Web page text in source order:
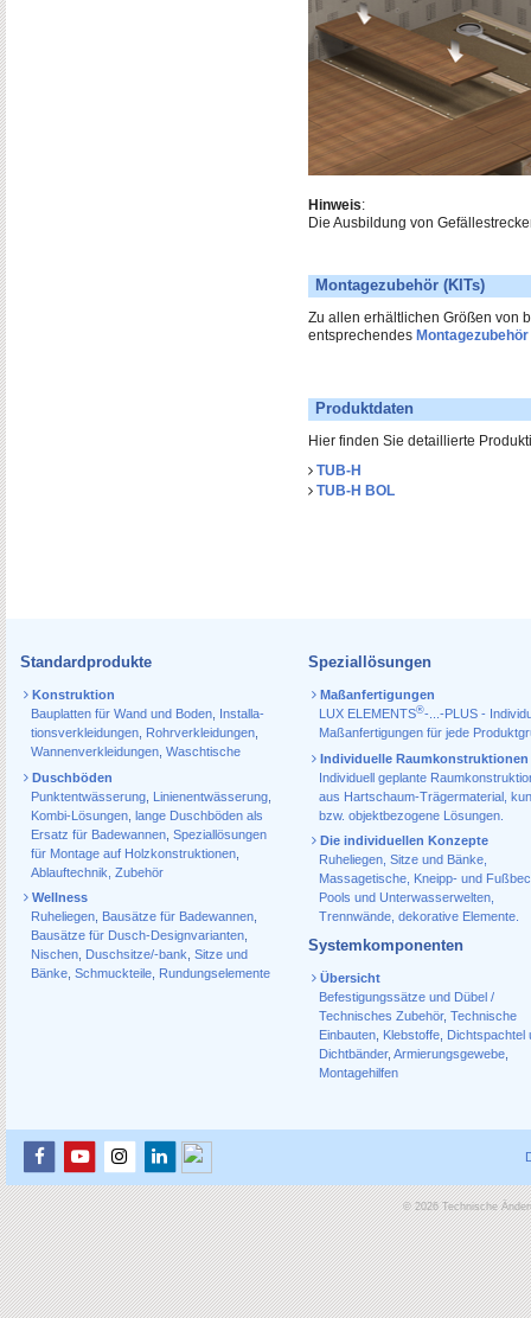
Hinweis:
Die Ausbildung von
Montagezubehör (KITs)
Zu allen erhältlichen Größen von
entsprechendes Montagezubehör
Produktdaten
Hier finden Sie detaillierte
TUB-H
TUB-H BOL
Standardprodukte
Konstruktion
Bauplatten für Wand und Boden Installa­
tions­verkleidungen Rohr­verkleidungen
Wannen­verkleidungen Waschtische
Duschböden
Punktentwässerung Linienentwässerung
Kombi-Lösungen lange Duschböden als
Ersatz für Badewannen Speziallösungen
für Montage auf Holzkonstruktionen
Ablauf­technik, Zubehör
Wellness
Ruheliegen
Bausätze für Badewannen
Bausätze für Dusch-Designvarianten
Nischen
Duschsitze/-bank Sitze und
Bänke Schmuckteile Rundungselemente
Speziallösungen
Maßanfertigungen
LUX ELEMENTS®-...-PLUS -
Maßanfertigungen für jede
Individuelle Raumkonstruktionen
Individuell geplante
aus Hartschaum-Trägermaterial,
bzw. objektbezogene Lösungen.
Die individuellen Konzepte
Ruheliegen, Sitze und Bänke,
Massagetische, Kneipp- und
Pools und Unterwasserwelten,
Trennwände, dekorative Elemente.
Systemkomponenten
Übersicht
Befestigungssätze und Dübel /
Technisches Zubehör, Technische
Einbauten, Klebstoffe,
Dichtspachtel
Dichtbänder, Armierungsgewebe,
Montagehilfen
© 2026 Technische